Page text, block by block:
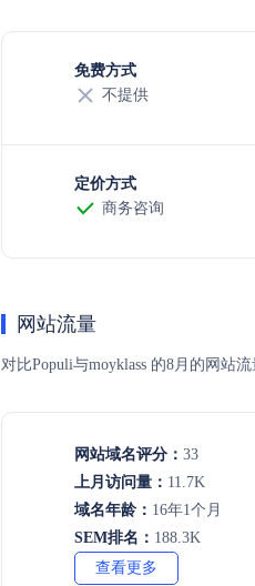
免费方式
不提供
定价方式
商务咨询
网站流量
对比Populi与moyklass 的8月的网站
网站域名评分： 33
上月访问量： 11.7K
域名年龄： 16年1个月
SEM排名： 188.3K
查看更多